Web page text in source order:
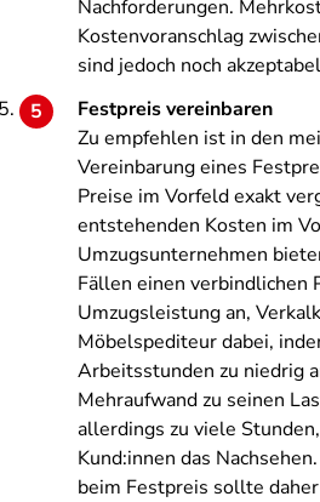
Nachforderungen.
Kostenvoranschlag
sind jedoch noch
Festpreis vereinbaren
Zu empfehlen ist in den
Vereinbarung eines
Preise im Vorfeld exakt
entstehenden Kosten im
Umzugsunternehmen
Fällen einen verbindlichen
Umzugsleistung an,
Möbelspediteur dabei,
Arbeitsstunden zu niedrig
Mehraufwand zu seinen
allerdings zu viele
Kund:innen das
beim Festpreis sollte